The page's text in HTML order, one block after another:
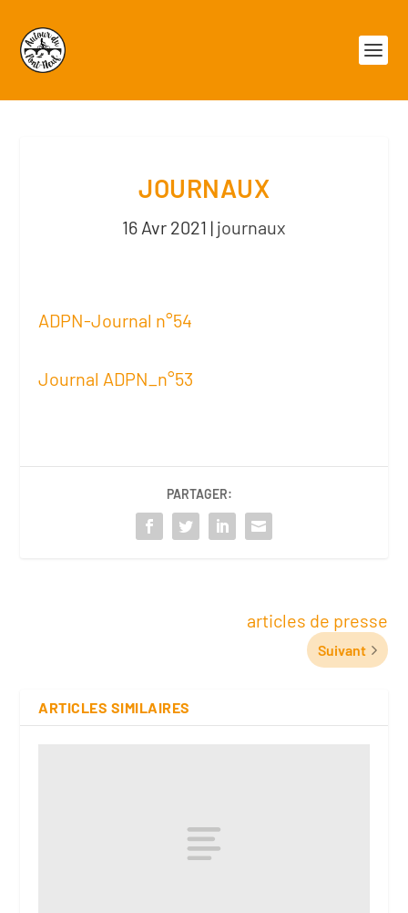
JOURNAUX
16 Avr 2021 | journaux
ADPN-Journal n°54
Journal ADPN_n°53
PARTAGER:
articles de presse
Suivant
ARTICLES SIMILAIRES